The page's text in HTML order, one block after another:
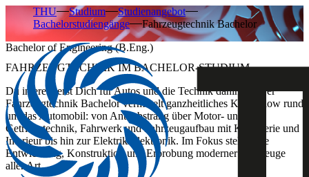
THU Studium
Studienangebot
Bachelorstudiengänge
Fahrzeugtechnik Bachelor
Bachelor of Engineering (B.Eng.)
FAHRZEUGTECHNIK IM BACHELOR-STUDIUM
Du interessierst Dich für Autos und die Technik dahinter? Der
Fahrzeugtechnik Bachelor vermittelt ganzheitliches Know-how rund
um das Automobil: von Antriebstrang über Motor- und
Getriebetechnik, Fahrwerk und Fahrzeugaufbau mit Karosserie und
Interieur bis hin zur Elektrik/Elektronik. Im Fokus stehen die
Entwicklung, Konstruktion und Erprobung moderner Fahrzeuge
aller Art.